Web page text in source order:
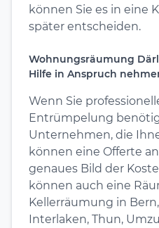
können Sie es in eine
später entscheiden.
Wohnungsräumung
Hilfe in Anspruch
Wenn Sie
Entrümpelung
Unternehmen, die
können eine Offerte
genaues Bild der
können auch eine
Kellerräumung in
Interlaken, Thun,